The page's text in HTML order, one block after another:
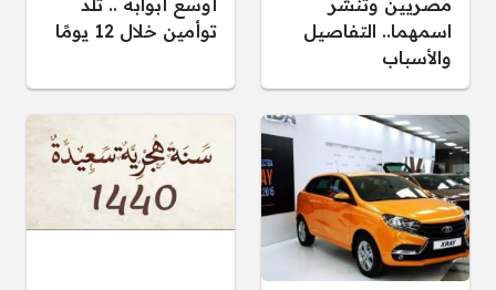
اسمهما.. التفاصيل
والأسباب
توأمين خلال 12 يومًا